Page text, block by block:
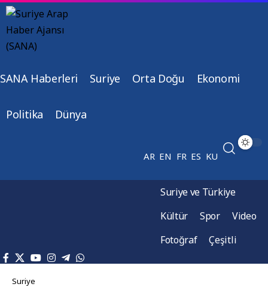
SANA Haberleri Suriye Orta Doğu Ekonomi
Politika Dünya
AR EN FR ES KU
Suriye ve Türkiye
Kültür
Spor
Video
Fotoğraf
Çeşitli
Suriye